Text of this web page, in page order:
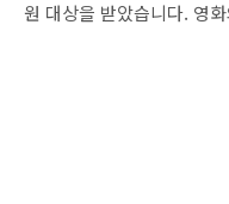
원 대상을 받았습니다. 영